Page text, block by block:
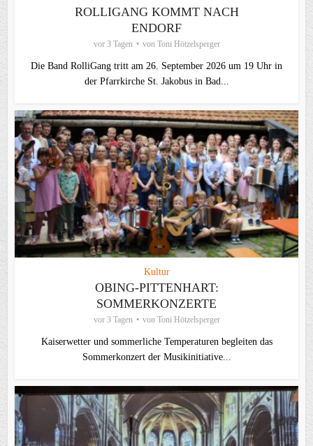
ROLLIGANG KOMMT NACH
ENDORF
vor 3 Tagen von Toni Hötzelsperger
Die Band RolliGang tritt am 26. September 2026 um 19 Uhr in
der Pfarrkirche St. Jakobus in Bad...
Kultur
OBING-PITTENHART:
SOMMERKONZERTE
vor 3 Tagen von Toni Hötzelsperger
Kaiserwetter und sommerliche Temperaturen begleiten das
Sommerkonzert der Musikinitiative...